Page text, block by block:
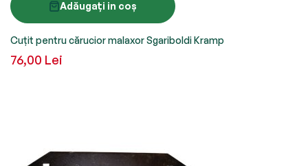
Adăugați in coș
Cuțit pentru cărucior malaxor Sgariboldi Kramp
76,00 Lei